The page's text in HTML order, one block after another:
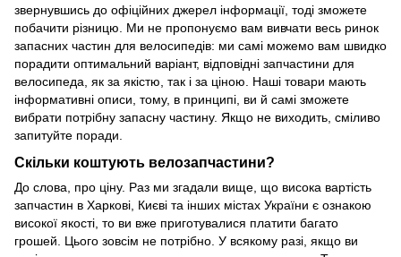
звернувшись до офіційних джерел інформації, тоді зможете
побачити різницю. Ми не пропонуємо вам вивчати весь ринок
запасних частин для велосипедів: ми самі можемо вам швидко
порадити оптимальний варіант, відповідні запчастини для
велосипеда, як за якістю, так і за ціною. Наші товари мають
інформативні описи, тому, в принципі, ви й самі зможете
вибрати потрібну запасну частину. Якщо не виходить, сміливо
запитуйте поради.
Скільки коштують велозапчастини?
До слова, про ціну. Раз ми згадали вище, що висока вартість
запчастин в Харкові, Києві та інших містах України є ознакою
високої якості, то ви вже приготувалися платити багато
грошей. Цього зовсім не потрібно. У всякому разі, якщо ви